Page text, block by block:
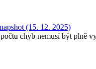
(15. 12. 2025)
chyb nemusí být plně